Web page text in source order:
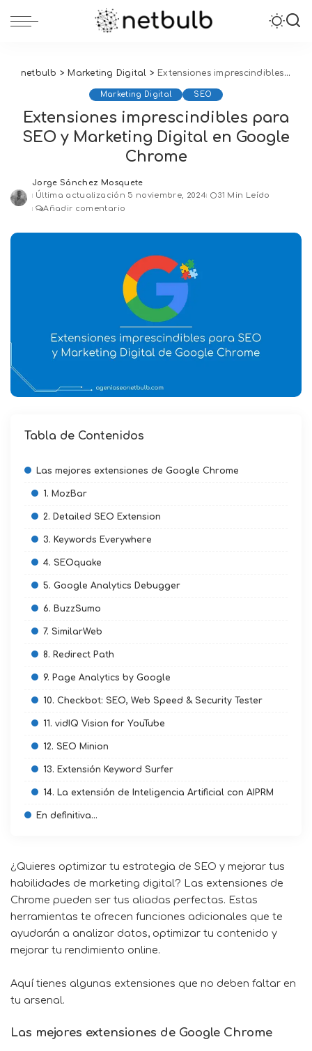
netbulb > Marketing Digital > Extensiones imprescindibles para SEO y Marketing Digital en Google Chrome
Marketing Digital SEO
Extensiones imprescindibles para
SEO y Marketing Digital en Google
Chrome
Posted
by
Jorge Sánchez Mosquete
Última actualización 5 noviembre, 2024
31 Min Leído
Añadir comentario
Tabla de Contenidos
Las mejores extensiones de Google Chrome
1. MozBar
2. Detailed SEO Extension
3. Keywords Everywhere
4. SEOquake
5. Google Analytics Debugger
6. BuzzSumo
7. SimilarWeb
8. Redirect Path
9. Page Analytics by Google
10. Checkbot: SEO, Web Speed & Security Tester
11. vidIQ Vision for YouTube
12. SEO Minion
13. Extensión Keyword Surfer
14. La extensión de Inteligencia Artificial con AIPRM
En definitiva…
¿Quieres optimizar tu estrategia de SEO y mejorar tus
habilidades de marketing digital? Las extensiones de
Chrome pueden ser tus aliadas perfectas. Estas
herramientas te ofrecen funciones adicionales que te
ayudarán a analizar datos, optimizar tu contenido y
mejorar tu rendimiento online.
Aquí tienes algunas extensiones que no deben faltar en
tu arsenal.
Las mejores extensiones de Google Chrome